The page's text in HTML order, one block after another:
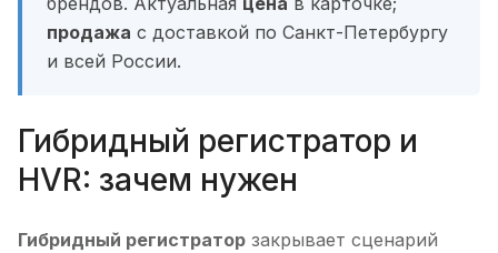
продажа с доставкой по Санкт-Петербургу
и всей России.
Гибридный регистратор и
HVR: зачем нужен
Гибридный регистратор закрывает сценарий